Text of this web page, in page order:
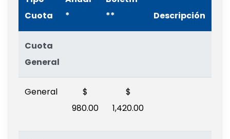
Cuota
*
**
Descripción
Cuota
General
General
$
980.00
$
1,420.00